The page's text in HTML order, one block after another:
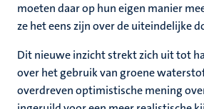
moeten daar op hun eigen manier
ze het eens zijn over de uiteindelijke
Dit nieuwe inzicht strekt zich uit tot
over het gebruik van groene
overdreven optimistische mening